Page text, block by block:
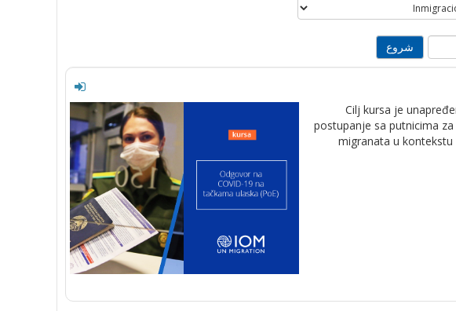
Cilj kursa je
postupanje sa putnicima
migranata u kontekstu